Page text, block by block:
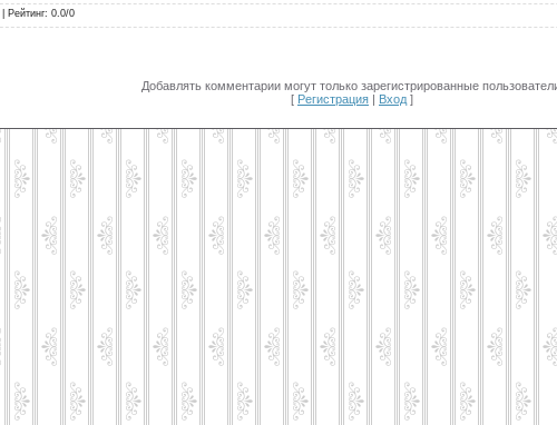
Рейтинг: 0.0/0
Добавлять комментарии могут только зарегистрированные
[ Регистрация | Вход ]